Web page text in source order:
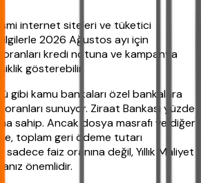
internet siteleri ve tüketici
2026 Ağustos ayı için
oranları kredi notuna ve kampanya
gösterebilir.
gibi kamu bankaları özel bankalara
oranları sunuyor. Ziraat Bankası yüzde
sahip. Ancak dosya masrafı ve diğer
toplam geri ödeme tutarı
sadece faiz oranına değil, Yıllık Maliyet
önemlidir.